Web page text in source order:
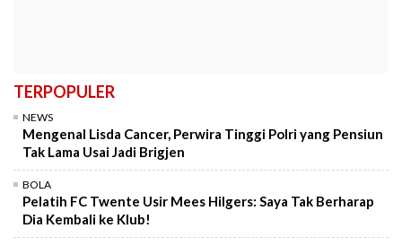
TERPOPULER
NEWS
Mengenal Lisda Cancer, Perwira Tinggi Polri yang Pensiun
Tak Lama Usai Jadi Brigjen
BOLA
Pelatih FC Twente Usir Mees Hilgers: Saya Tak Berharap
Dia Kembali ke Klub!